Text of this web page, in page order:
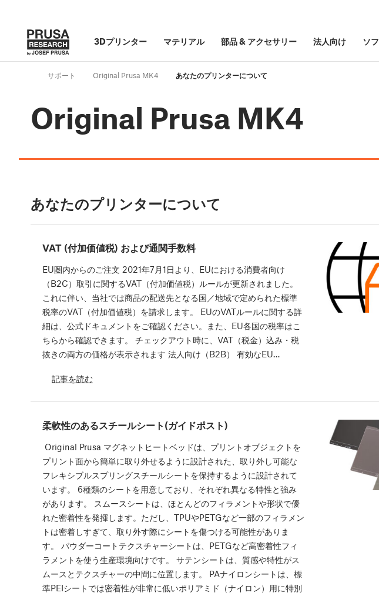
3Dプリンター マテリアル 部品& アクセサリー 法人向け ソ
サポート Original Prusa MK4 あなたのプリンターについて
Original Prusa MK4
あなたのプリンターについて
VAT (付加価値税) および通関手数料
EU圏内からのご注文 2021年7月1日より、EUにおける消費者向け
（B2C）取引に関するVAT（付加価値税）ルールが更新されました。
これに伴い、当社では商品の配送先となる国／地域で定められた標準
税率のVAT（付加価値税）を請求します。 EUのVATルールに関する詳
細は、公式ドキュメントをご確認ください。また、EU各国の税率はこ
ちらから確認できます。 チェックアウト時に、VAT（税金）込み・税
抜きの両方の価格が表示されます 法人向け（B2B） 有効なEU…
記事を読む
柔軟性のあるスチールシート(ガイドポスト)
Original Prusa マグネットヒートベッドは、プリントオブジェクトを
プリント面から簡単に取り外せるように設計された、取り外し可能な
フレキシブルスプリングスチールシートを保持するように設計されて
います。 6種類のシートを用意しており、それぞれ異なる特性と強み
があります。 スムースシートは、ほとんどのフィラメントや形状で優
れた密着性を発揮します。ただし、TPUやPETGなど一部のフィラメン
トは密着しすぎて、取り外す際にシートを傷つける可能性がありま
す。 パウダーコートテクスチャーシートは、PETGなど高密着性フィ
ラメントを使う生産環境向けです。 サテンシートは、質感や特性がス
ムースとテクスチャーの中間に位置します。 PAナイロンシートは、標
準PEIシートでは密着性が非常に低いポリアミド（ナイロン）用に特別